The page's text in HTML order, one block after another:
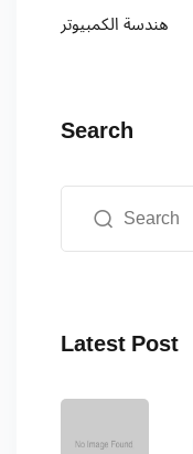
هندسة الكمبيوتر
Search
Latest Post